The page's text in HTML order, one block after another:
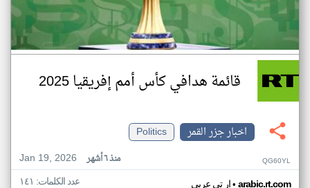
قائمة هدافي كأس أمم إفريقيا 2025
اخبار جزر القمر
Politics
Jan 19, 2026
منذ ٦ أشهر QG60YL
ار تي عربي arabic.rt.com عدد الكلمات: ١٤١